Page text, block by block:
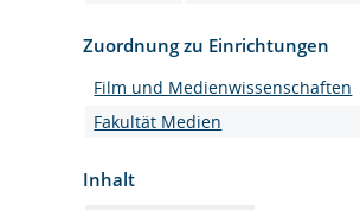
Zuordnung zu Einrichtungen
Film und Medienwissenschaften
Fakultät Medien
Inhalt